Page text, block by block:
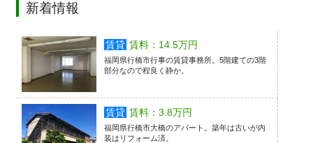
新着情報
賃貸 賃料：14.5万円
福岡県行橋市行事の賃貸事務所。5階建ての3階
部分なので程良く静か。
賃貸 賃料：3.8万円
福岡県行橋市大橋のアパート。築年は古いが内
装はリフォーム済。